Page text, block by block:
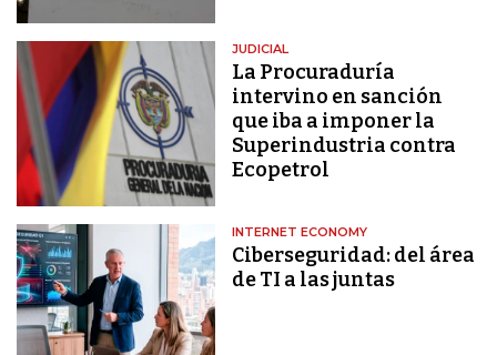
JUDICIAL
La Procuraduría
intervino en sanción
que iba a imponer la
Superindustria contra
Ecopetrol
INTERNET ECONOMY
Ciberseguridad: del área
de TI a las juntas